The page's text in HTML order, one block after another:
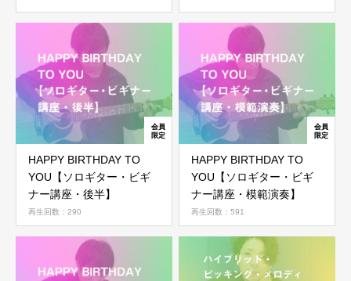
HAPPY BIRTHDAY TO
YOU【ソロギター・ビギ
ナー講座・後半】
再生回数：290
HAPPY BIRTHDAY TO
YOU【ソロギター・ビギ
ナー講座・模範演奏】
再生回数：591
ログイン
ログイン情報を記憶する